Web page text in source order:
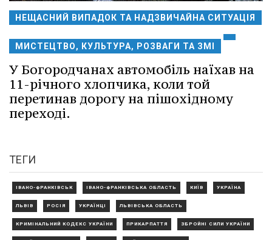
НЕЩАСНИЙ ВИПАДОК ТА НАДЗВИЧАЙНА СИТУАЦІЯ
МИСТЕЦТВО, КУЛЬТУРА, РОЗВАГИ ТА ЗМІ
У Богородчанах автомобіль наїхав на
11-річного хлопчика, коли той
перетинав дорогу на пішохідному
переході.
ТЕГИ
ІВАНО-ФРАНКІВСЬК ІВАНО-ФРАНКІВСЬКА ОБЛАСТЬ КИЇВ УКРАЇНА
ЛЬВІВ РОСІЯ УКРАЇНЦІ ЛЬВІВСЬКА ОБЛАСТЬ
КРИМІНАЛЬНИЙ КОДЕКС УКРАЇНИ ПРИКАРПАТТЯ ЗБРОЙНІ СИЛИ УКРАЇНИ